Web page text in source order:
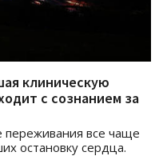
клиническую
с сознанием за
все чаще
остановку сердца.